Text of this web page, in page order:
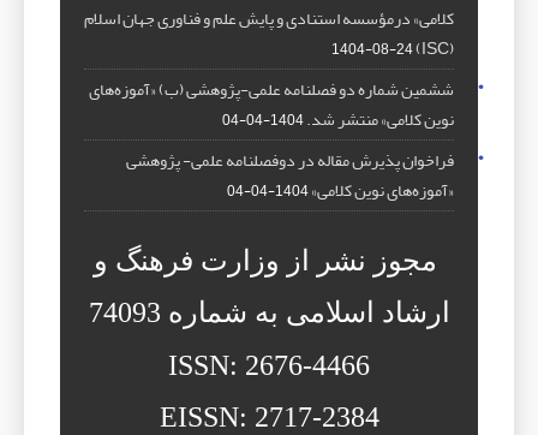
کلامی» درمؤسسه استنادی و پایش علم و فناوری جهان اسلام
(ISC)
1404-08-24
ششمین شماره دو فصلنامه علمی-پژوهشی (ب) «آموزه‌های
نوین کلامی» منتشر شد.1404-04-04
فراخوان پذیرش مقاله در دوفصلنامه علمی- پژوهشی
«آموزه‌های نوین کلامی»1404-04-04
مجوز نشر از وزارت فرهنگ و
ارشاد اسلامی به شماره 74093
ISSN: 2676-4466
EISSN: 2717-2384